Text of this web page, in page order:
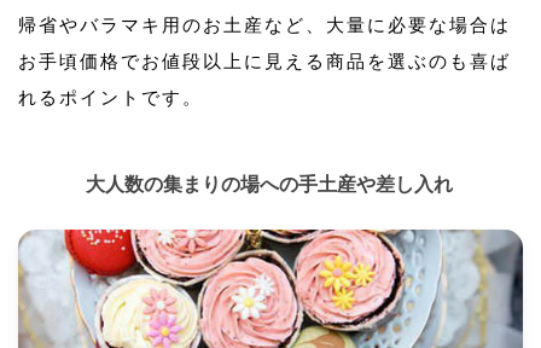
帰省やバラマキ用のお土産など、大量に必要な場合は
お手頃価格でお値段以上に見える商品を選ぶのも喜ば
れるポイントです。
大人数の集まりの場への手土産や差し入れ